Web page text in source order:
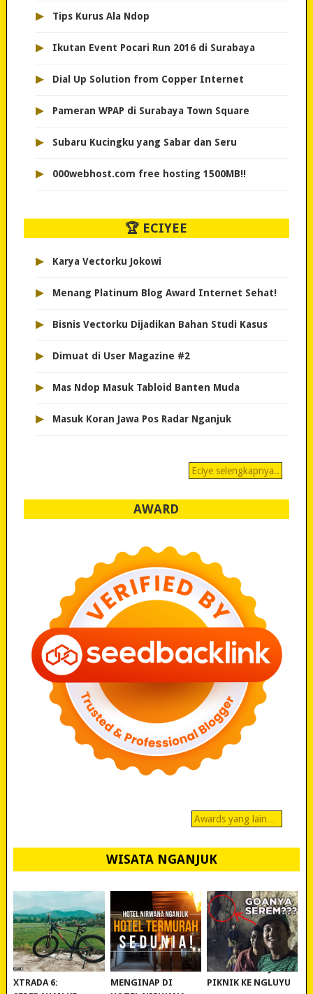
▸ Tips Kurus Ala Ndop
▸ Ikutan Event Pocari Run 2016 di Surabaya
▸ Dial Up Solution from Copper Internet
▸ Pameran WPAP di Surabaya Town Square
▸ Subaru Kucingku yang Sabar dan Seru
▸ 000webhost.com free hosting 1500MB!!
🏆 ECIYEE
▸ Karya Vectorku Jokowi
▸ Menang Platinum Blog Award Internet Sehat!
▸ Bisnis Vectorku Dijadikan Bahan Studi Kasus
▸ Dimuat di User Magazine #2
▸ Mas Ndop Masuk Tabloid Banten Muda
▸ Masuk Koran Jawa Pos Radar Nganjuk
Eciye selengkapnya..
AWARD
Awards yang lain…
WISATA NGANJUK
REVIEW POLYGON
XTRADA 6:
MURAH BANGET!
MENGINAP DI
WISATA NGANJUK:
PIKNIK KE NGLUYU